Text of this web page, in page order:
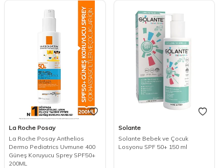
La Roche Posay
La Roche Posay Anthelios
Dermo Pediatrics Uvmune 400
Güneş Koruyucu Sprey SPF50+
200ML
Solante
Solante Bebek ve Çocuk
Losyonu SPF 50+ 150 ml